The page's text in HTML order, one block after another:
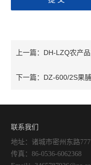
上一篇： DH-LZQ农产
下一篇： DZ-600/2S果
联系我们
地址：诸城市密州东路
传真：86-0536-6062368